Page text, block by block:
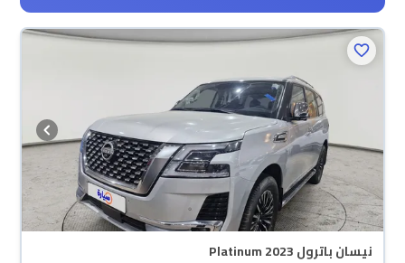
نيسان باترول Platinum 2023